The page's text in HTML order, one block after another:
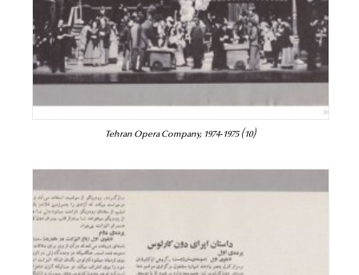
Tehran Opera Company, 1974-1975 (10)